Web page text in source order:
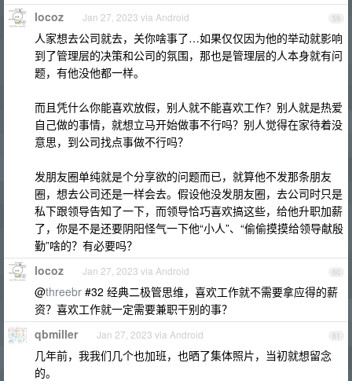
59
locoz Jan 27, 2023 via Android
人家想去公司就去，关你啥事了…如果仅仅因为他的举动就影响
到了管理层的决策和公司的氛围，那也是管理层的人本身就有问
题，有他没他都一样。
而且凭什么你能喜欢放假，别人就不能喜欢工作？别人就是热爱
自己做的事情，就想立马开始做事不行吗？别人觉得在家待着没
意思，到公司找点事做不行吗？
发朋友圈单纯就是个分享欲的问题而已，就算他不发那条朋友
圈，想去公司还是一样会去。假设他没发朋友圈，去公司时只是
私下跟领导告知了一下，而领导恰巧喜欢搞这些，给他升职加薪
了，你是不是还要阴阳怪气一下他“小人”、“偷偷摸摸给领导献殷
勤”啥的？有必要吗？
60
locoz Jan 27, 2023 via Android
@threebr #32 经典二极管思维，喜欢工作就不需要拿应得的薪
资？喜欢工作就一定需要兼职干别的事？
61
qbmiller Jan 27, 2023 via Android
几年前，我我们几个也加班，也晒了集体照片，当初就想留念
的。